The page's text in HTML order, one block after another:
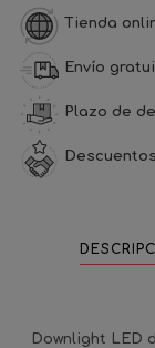
Tienda
Envío
Plazo de
Downlight LED